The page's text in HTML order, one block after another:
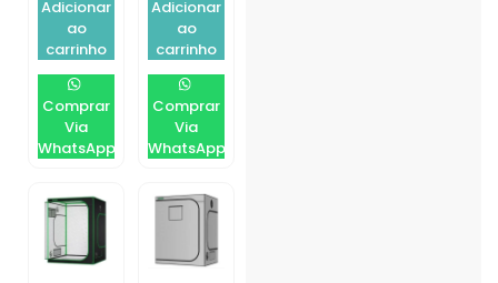
Adicionar
ao
carrinho
Comprar
Via
WhatsApp
Adicionar
ao
carrinho
Comprar
Via
WhatsApp